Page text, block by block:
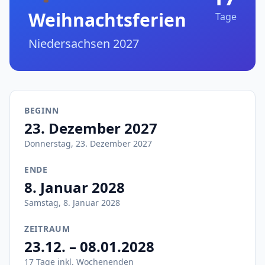
Weihnachtsferien
Niedersachsen 2027
Tage
BEGINN
23. Dezember 2027
Donnerstag, 23. Dezember 2027
ENDE
8. Januar 2028
Samstag, 8. Januar 2028
ZEITRAUM
23.12. – 08.01.2028
17 Tage inkl. Wochenenden